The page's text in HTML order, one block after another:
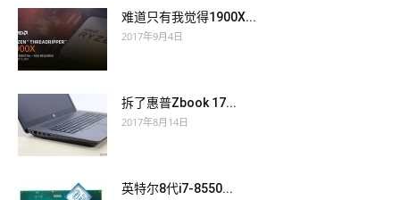
难道只有我觉得1900X...
2017年9月4日
拆了惠普Zbook 17...
2017年8月14日
英特尔8代i7-8550...